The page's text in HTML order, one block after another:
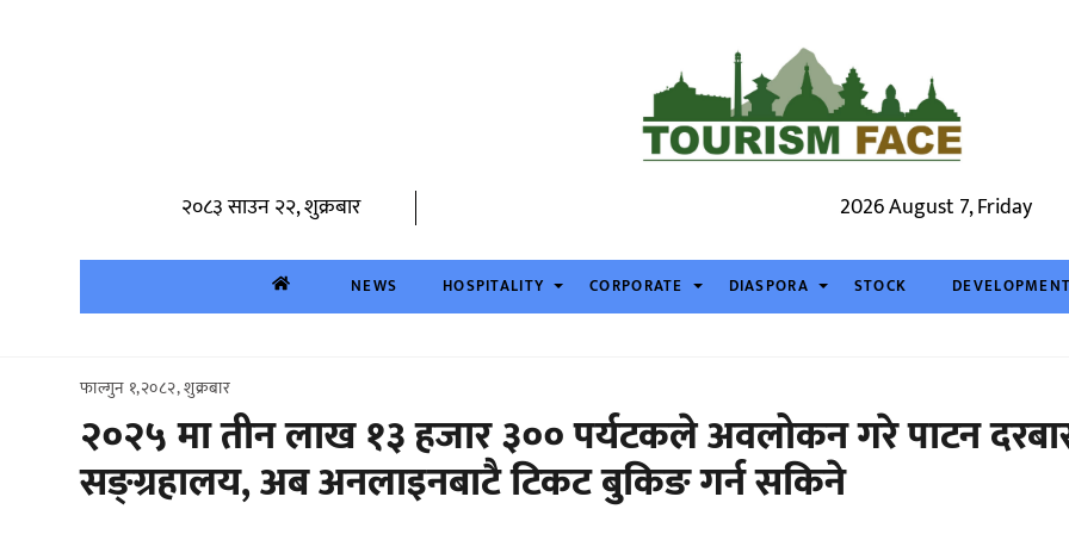
२०८३ साउन २२, शुक्रबार 2026 August 7, Friday
NEWS HOSPITALITY CORPORATE DIASPORA STOCK DEVELOPMENT
फाल्गुन १,२०८२, शुक्रबार
२०२५ मा तीन लाख १३ हजार ३०० पर्यटकले अवलोकन गरे पाटन
सङ्ग्रहालय, अब अनलाइनबाटै टिकट बुकिङ गर्न सकिने